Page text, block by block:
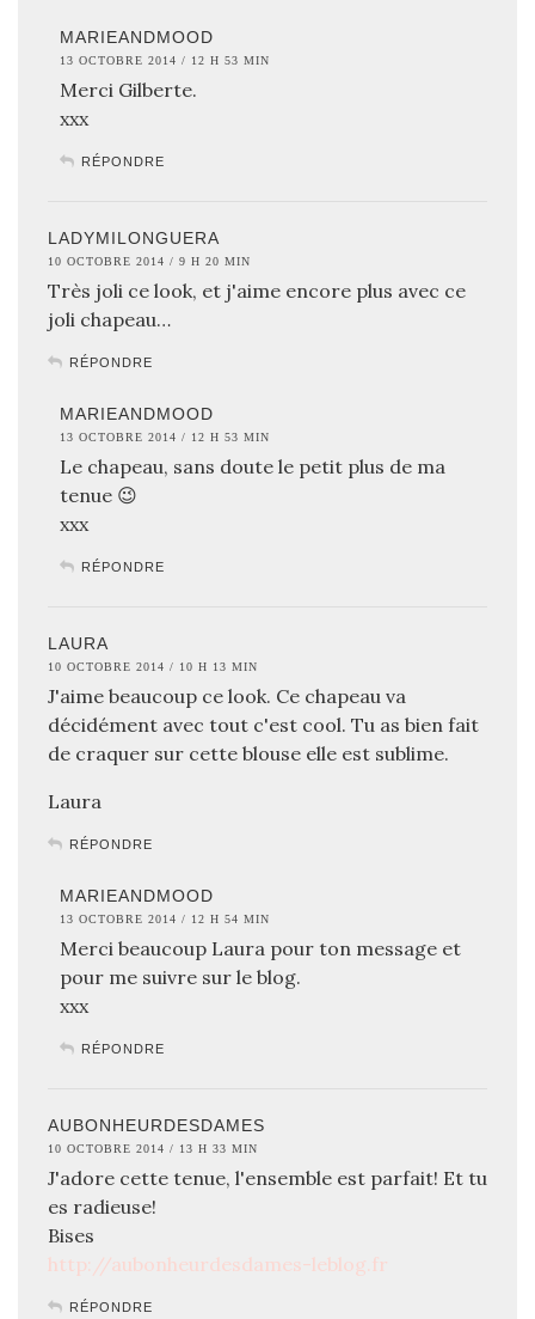
MARIEANDMOOD
13 OCTOBRE 2014 / 12 H 53 MIN
Merci Gilberte.
xxx
RÉPONDRE
LADYMILONGUERA
10 OCTOBRE 2014 / 9 H 20 MIN
Très joli ce look, et j'aime encore plus avec ce
joli chapeau…
RÉPONDRE
MARIEANDMOOD
13 OCTOBRE 2014 / 12 H 53 MIN
Le chapeau, sans doute le petit plus de ma
tenue 😉
xxx
RÉPONDRE
LAURA
10 OCTOBRE 2014 / 10 H 13 MIN
J'aime beaucoup ce look. Ce chapeau va
décidément avec tout c'est cool. Tu as bien fait
de craquer sur cette blouse elle est sublime.
Laura
RÉPONDRE
MARIEANDMOOD
13 OCTOBRE 2014 / 12 H 54 MIN
Merci beaucoup Laura pour ton message et
pour me suivre sur le blog.
xxx
RÉPONDRE
AUBONHEURDESDAMES
10 OCTOBRE 2014 / 13 H 33 MIN
J'adore cette tenue, l'ensemble est parfait! Et tu
es radieuse!
Bises
http://aubonheurdesdames-leblog.fr
RÉPONDRE